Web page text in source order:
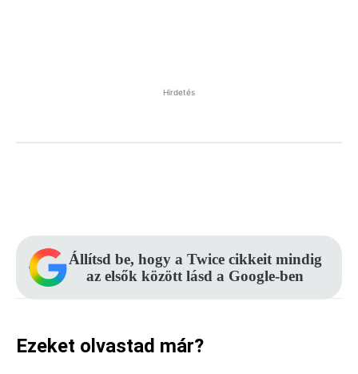
Hirdetés
Állítsd be, hogy a Twice cikkeit mindig
az elsők között lásd a Google-ben
Ezeket olvastad már?